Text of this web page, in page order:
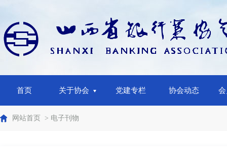
首页 关于协会 党建专栏 协会动态
网站首页 > 电子刊物